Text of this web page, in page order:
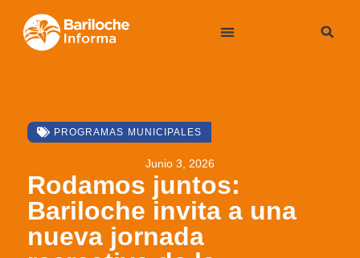
PROGRAMAS MUNICIPALES
Junio 3, 2026
Rodamos juntos:
Bariloche invita a una
nueva jornada